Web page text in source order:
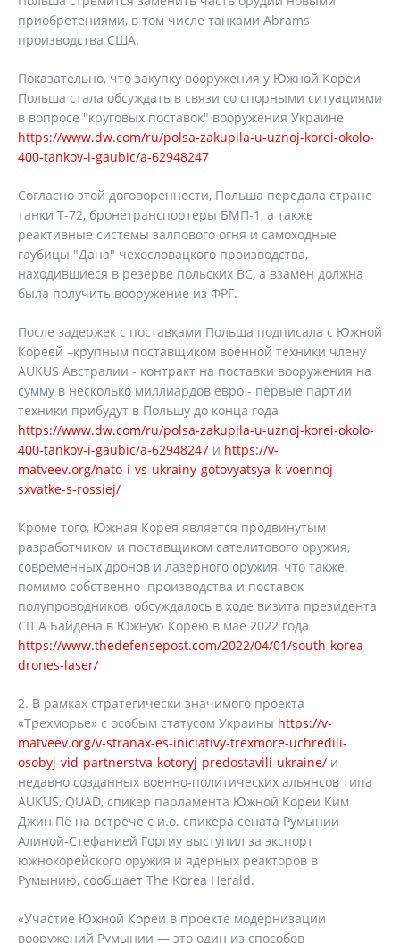
приобретениями, в том числе танками Abrams
производства США.
Показательно, что закупку вооружения у Южной Кореи
Польша стала обсуждать в связи со спорными ситуациями
в вопросе "круговых поставок" вооружения Украине
https://www.dw.com/ru/polsa-zakupila-u-uznoj-korei-okolo-
400-tankov-i-gaubic/a-62948247
Согласно этой договоренности, Польша передала стране
танки Т-72, бронетранспортеры БМП-1, а также
реактивные системы залпового огня и самоходные
гаубицы "Дана" чехословацкого производства,
находившиеся в резерве польских ВС, а взамен должна
была получить вооружение из ФРГ.
После задержек с поставками Польша подписала с Южной
Кореей –крупным поставщиком военной техники члену
AUKUS Австралии - контракт на поставки вооружения на
сумму в несколько миллиардов евро - первые партии
техники прибудут в Польшу до конца года
https://www.dw.com/ru/polsa-zakupila-u-uznoj-korei-okolo-
400-tankov-i-gaubic/a-62948247 и https://v-
matveev.org/nato-i-vs-ukrainy-gotovyatsya-k-voennoj-
sxvatke-s-rossiej/
Кроме того, Южная Корея является продвинутым
разработчиком и поставщиком сателитового оружия,
современных дронов и лазерного оружия, что также,
помимо собственно производства и поставок
полупроводников, обсуждалось в ходе визита президента
США Байдена в Южную Корею в мае 2022 года
https://www.thedefensepost.com/2022/04/01/south-korea-
drones-laser/
2. В рамках стратегически значимого проекта
«Трехморье» с особым статусом Украины https://v-
matveev.org/v-stranax-es-iniciativy-trexmore-uchredili-
osobyj-vid-partnerstva-kotoryj-predostavili-ukraine/ и
недавно созданных военно-политических альянсов типа
AUKUS, QUAD, спикер парламента Южной Кореи Ким
Джин Пё на встрече с и.о. спикера сената Румынии
Алиной-Стефанией Горгиу выступил за экспорт
южнокорейского оружия и ядерных реакторов в
Румынию, сообщает The Korea Herald.
«Участие Южной Кореи в проекте модернизации
вооружений Румынии — это один из способов